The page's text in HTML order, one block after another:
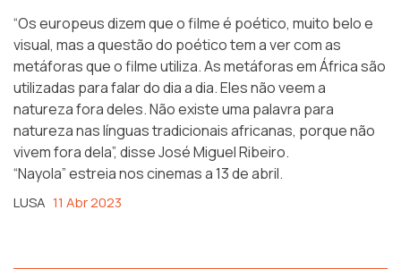
“Os europeus dizem que o filme é poético, muito belo e
visual, mas a questão do poético tem a ver com as
metáforas que o filme utiliza. As metáforas em África são
utilizadas para falar do dia a dia. Eles não veem a
natureza fora deles. Não existe uma palavra para
natureza nas línguas tradicionais africanas, porque não
vivem fora dela”, disse José Miguel Ribeiro.
“Nayola” estreia nos cinemas a 13 de abril.
LUSA 11 Abr 2023